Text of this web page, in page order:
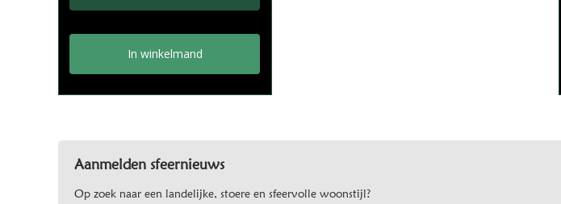
In winkelmand
Aanmelden sfeernieuws
Op zoek naar een landelijke, stoere en sfeervolle woonstijl?